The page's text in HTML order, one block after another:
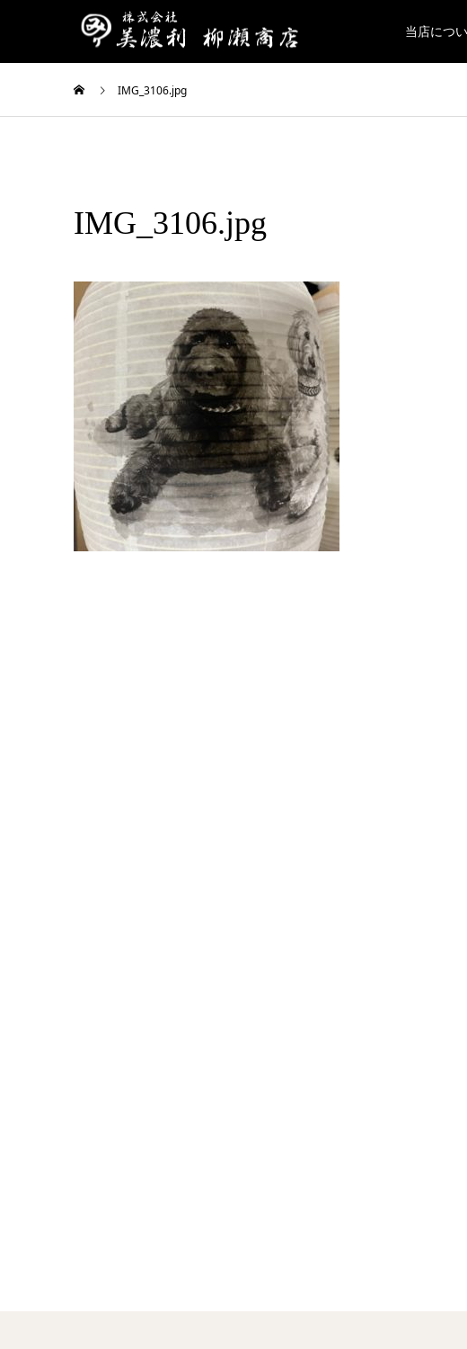
当店につ
IMG_3106.jpg
IMG_3106.jpg